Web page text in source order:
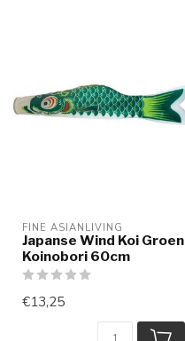
FINE ASIANLIVING
Japanse Wind Koi Groen
Koinobori 60cm
€13,25